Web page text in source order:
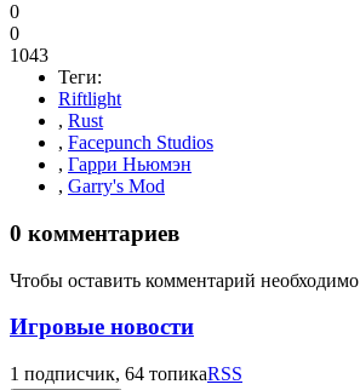
0
0
1043
Теги:
Riftlight
, Rust
, Facepunch Studios
, Гарри Ньюмэн
, Garry's Mod
0 комментариев
Чтобы оставить комментарий необходимо
Игровые новости
1 подписчик, 64 топикаRSS